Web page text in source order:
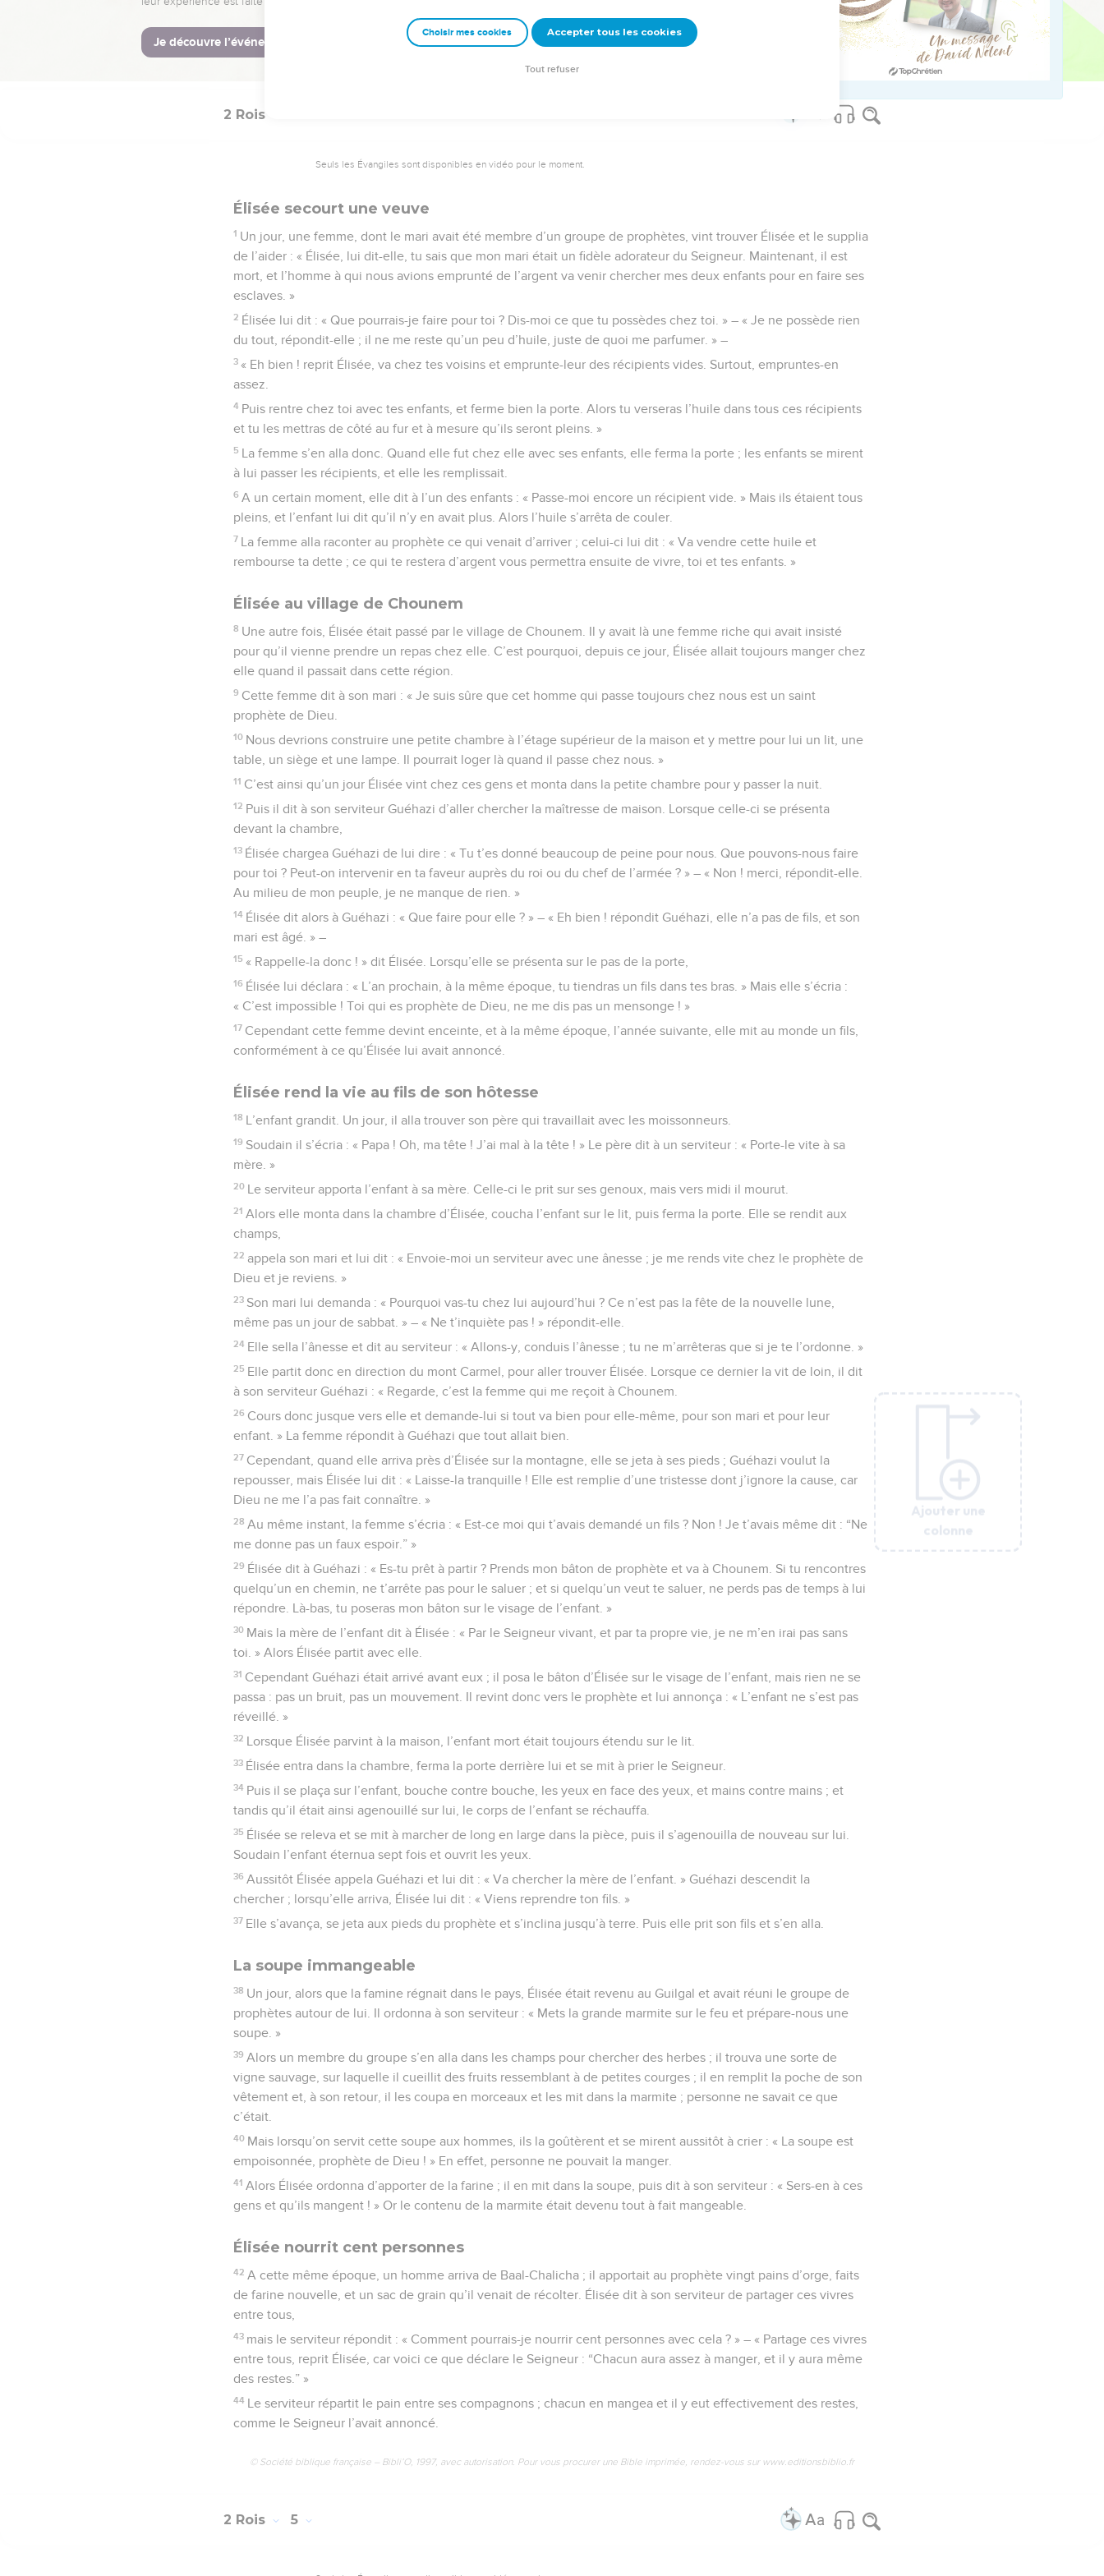
ville ; les Israélites éprouvèrent une telle crainte qu’ils levèrent le siège et retournèrent chez eux.
© Société biblique française – Bibli’O, 1997, avec autorisation. Pour vous procurer une Bible imprimée, rendez-vous sur www.editionsbiblio.fr
Ajouter une
colonne
2 Rois
Seuls les Évangiles sont disponibles en vidéo pour le moment.
Élisée secourt une veuve
1 Un jour, une femme, dont le mari avait été membre d’un groupe de prophètes, vint trouver Élisée et le supplia
de l’aider : « Élisée, lui dit-elle, tu sais que mon mari était un fidèle adorateur du Seigneur. Maintenant, il est
mort, et l’homme à qui nous avions emprunté de l’argent va venir chercher mes deux enfants pour en faire ses
esclaves. »
2 Élisée lui dit : « Que pourrais-je faire pour toi ? Dis-moi ce que tu possèdes chez toi. » – « Je ne possède rien
du tout, répondit-elle ; il ne me reste qu’un peu d’huile, juste de quoi me parfumer. » –
3 « Eh bien ! reprit Élisée, va chez tes voisins et emprunte-leur des récipients vides. Surtout, empruntes-en
assez.
4 Puis rentre chez toi avec tes enfants, et ferme bien la porte. Alors tu verseras l’huile dans tous ces récipients
et tu les mettras de côté au fur et à mesure qu’ils seront pleins. »
5 La femme s’en alla donc. Quand elle fut chez elle avec ses enfants, elle ferma la porte ; les enfants se mirent
à lui passer les récipients, et elle les remplissait.
6 A un certain moment, elle dit à l’un des enfants : « Passe-moi encore un récipient vide. » Mais ils étaient tous
pleins, et l’enfant lui dit qu’il n’y en avait plus. Alors l’huile s’arrêta de couler.
7 La femme alla raconter au prophète ce qui venait d’arriver ; celui-ci lui dit : « Va vendre cette huile et
rembourse ta dette ; ce qui te restera d’argent vous permettra ensuite de vivre, toi et tes enfants. »
Élisée au village de Chounem
8 Une autre fois, Élisée était passé par le village de Chounem. Il y avait là une femme riche qui avait insisté
pour qu’il vienne prendre un repas chez elle. C’est pourquoi, depuis ce jour, Élisée allait toujours manger chez
elle quand il passait dans cette région.
9 Cette femme dit à son mari : « Je suis sûre que cet homme qui passe toujours chez nous est un saint
prophète de Dieu.
10 Nous devrions construire une petite chambre à l’étage supérieur de la maison et y mettre pour lui un lit, une
table, un siège et une lampe. Il pourrait loger là quand il passe chez nous. »
11 C’est ainsi qu’un jour Élisée vint chez ces gens et monta dans la petite chambre pour y passer la nuit.
12 Puis il dit à son serviteur Guéhazi d’aller chercher la maîtresse de maison. Lorsque celle-ci se présenta
devant la chambre,
13 Élisée chargea Guéhazi de lui dire : « Tu t’es donné beaucoup de peine pour nous. Que pouvons-nous faire
pour toi ? Peut-on intervenir en ta faveur auprès du roi ou du chef de l’armée ? » – « Non ! merci, répondit-elle.
Au milieu de mon peuple, je ne manque de rien. »
14 Élisée dit alors à Guéhazi : « Que faire pour elle ? » – « Eh bien ! répondit Guéhazi, elle n’a pas de fils, et son
mari est âgé. » –
15 « Rappelle-la donc ! » dit Élisée. Lorsqu’elle se présenta sur le pas de la porte,
16 Élisée lui déclara : « L’an prochain, à la même époque, tu tiendras un fils dans tes bras. » Mais elle s’écria :
« C’est impossible ! Toi qui es prophète de Dieu, ne me dis pas un mensonge ! »
17 Cependant cette femme devint enceinte, et à la même époque, l’année suivante, elle mit au monde un fils,
conformément à ce qu’Élisée lui avait annoncé.
Élisée rend la vie au fils de son hôtesse
18 L’enfant grandit. Un jour, il alla trouver son père qui travaillait avec les moissonneurs.
19 Soudain il s’écria : « Papa ! Oh, ma tête ! J’ai mal à la tête ! » Le père dit à un serviteur : « Porte-le vite à sa
mère. »
20 Le serviteur apporta l’enfant à sa mère. Celle-ci le prit sur ses genoux, mais vers midi il mourut.
21 Alors elle monta dans la chambre d’Élisée, coucha l’enfant sur le lit, puis ferma la porte. Elle se rendit aux
champs,
22 appela son mari et lui dit : « Envoie-moi un serviteur avec une ânesse ; je me rends vite chez le prophète de
Dieu et je reviens. »
23 Son mari lui demanda : « Pourquoi vas-tu chez lui aujourd’hui ? Ce n’est pas la fête de la nouvelle lune,
même pas un jour de sabbat. » – « Ne t’inquiète pas ! » répondit-elle.
24 Elle sella l’ânesse et dit au serviteur : « Allons-y, conduis l’ânesse ; tu ne m’arrêteras que si je te l’ordonne. »
25 Elle partit donc en direction du mont Carmel, pour aller trouver Élisée. Lorsque ce dernier la vit de loin, il dit
à son serviteur Guéhazi : « Regarde, c’est la femme qui me reçoit à Chounem.
26 Cours donc jusque vers elle et demande-lui si tout va bien pour elle-même, pour son mari et pour leur
enfant. » La femme répondit à Guéhazi que tout allait bien.
27 Cependant, quand elle arriva près d’Élisée sur la montagne, elle se jeta à ses pieds ; Guéhazi voulut la
repousser, mais Élisée lui dit : « Laisse-la tranquille ! Elle est remplie d’une tristesse dont j’ignore la cause, car
Dieu ne me l’a pas fait connaître. »
28 Au même instant, la femme s’écria : « Est-ce moi qui t’avais demandé un fils ? Non ! Je t’avais même dit : “Ne
me donne pas un faux espoir.” »
29 Élisée dit à Guéhazi : « Es-tu prêt à partir ? Prends mon bâton de prophète et va à Chounem. Si tu rencontres
quelqu’un en chemin, ne t’arrête pas pour le saluer ; et si quelqu’un veut te saluer, ne perds pas de temps à lui
répondre. Là-bas, tu poseras mon bâton sur le visage de l’enfant. »
30 Mais la mère de l’enfant dit à Élisée : « Par le Seigneur vivant, et par ta propre vie, je ne m’en irai pas sans
toi. » Alors Élisée partit avec elle.
31 Cependant Guéhazi était arrivé avant eux ; il posa le bâton d’Élisée sur le visage de l’enfant, mais rien ne se
passa : pas un bruit, pas un mouvement. Il revint donc vers le prophète et lui annonça : « L’enfant ne s’est pas
réveillé. »
32 Lorsque Élisée parvint à la maison, l’enfant mort était toujours étendu sur le lit.
33 Élisée entra dans la chambre, ferma la porte derrière lui et se mit à prier le Seigneur.
34 Puis il se plaça sur l’enfant, bouche contre bouche, les yeux en face des yeux, et mains contre mains ; et
tandis qu’il était ainsi agenouillé sur lui, le corps de l’enfant se réchauffa.
35 Élisée se releva et se mit à marcher de long en large dans la pièce, puis il s’agenouilla de nouveau sur lui.
Soudain l’enfant éternua sept fois et ouvrit les yeux.
36 Aussitôt Élisée appela Guéhazi et lui dit : « Va chercher la mère de l’enfant. » Guéhazi descendit la
chercher ; lorsqu’elle arriva, Élisée lui dit : « Viens reprendre ton fils. »
37 Elle s’avança, se jeta aux pieds du prophète et s’inclina jusqu’à terre. Puis elle prit son fils et s’en alla.
La soupe immangeable
38 Un jour, alors que la famine régnait dans le pays, Élisée était revenu au Guilgal et avait réuni le groupe de
prophètes autour de lui. Il ordonna à son serviteur : « Mets la grande marmite sur le feu et prépare-nous une
soupe. »
39 Alors un membre du groupe s’en alla dans les champs pour chercher des herbes ; il trouva une sorte de
vigne sauvage, sur laquelle il cueillit des fruits ressemblant à de petites courges ; il en remplit la poche de son
vêtement et, à son retour, il les coupa en morceaux et les mit dans la marmite ; personne ne savait ce que
c’était.
40 Mais lorsqu’on servit cette soupe aux hommes, ils la goûtèrent et se mirent aussitôt à crier : « La soupe est
empoisonnée, prophète de Dieu ! » En effet, personne ne pouvait la manger.
41 Alors Élisée ordonna d’apporter de la farine ; il en mit dans la soupe, puis dit à son serviteur : « Sers-en à ces
gens et qu’ils mangent ! » Or le contenu de la marmite était devenu tout à fait mangeable.
Élisée nourrit cent personnes
42 A cette même époque, un homme arriva de Baal-Chalicha ; il apportait au prophète vingt pains d’orge, faits
de farine nouvelle, et un sac de grain qu’il venait de récolter. Élisée dit à son serviteur de partager ces vivres
entre tous,
43 mais le serviteur répondit : « Comment pourrais-je nourrir cent personnes avec cela ? » – « Partage ces vivres
entre tous, reprit Élisée, car voici ce que déclare le Seigneur : “Chacun aura assez à manger, et il y aura même
des restes.” »
44 Le serviteur répartit le pain entre ses compagnons ; chacun en mangea et il y eut effectivement des restes,
comme le Seigneur l’avait annoncé.
© Société biblique française – Bibli’O, 1997, avec autorisation. Pour vous procurer une Bible imprimée, rendez-vous sur www.editionsbiblio.fr
Ajouter une
colonne
2 Rois 5
Ajouter une
colonne
Ajouter une
colonne
Ajouter une
colonne
Ajouter une
colonne
Choisir mes cookies Accepter tous les cookies
Tout refuser